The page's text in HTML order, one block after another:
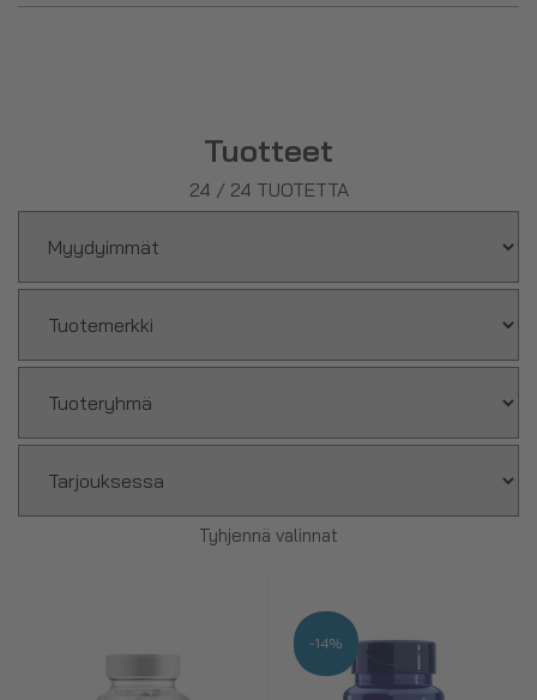
valmisteen maksan hyvinvointiin.
Tuotteet
24 / 24 TUOTETTA
Tyhjennä valinnat
-14%